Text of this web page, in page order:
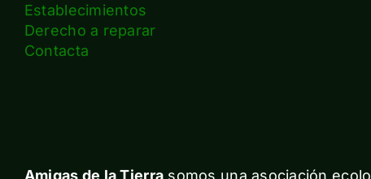
Establecimientos
Derecho a reparar
Contacta
Amigas de la Tierra somos una asociación